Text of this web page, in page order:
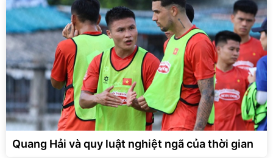
Quang Hải và quy luật nghiệt ngã của thời gian